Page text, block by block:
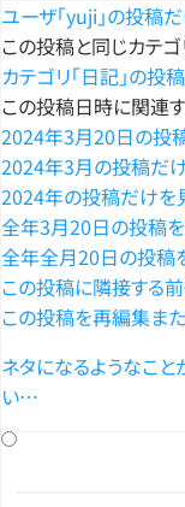
ユーザ「yuji」の投稿
この投稿と同じカテゴ
カテゴリ「日記」の投
この投稿日時に関連す
2024年3月20日の投
2024年3月の投稿だ
2024年の投稿だけを
全年3月20日の投稿
全年全月20日の投稿
この投稿に隣接する
この投稿を再編集ま
ネタになるようなこと
い…